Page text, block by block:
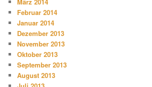
Februar 2014
Januar 2014
Dezember 2013
November 2013
Oktober 2013
September 2013
August 2013